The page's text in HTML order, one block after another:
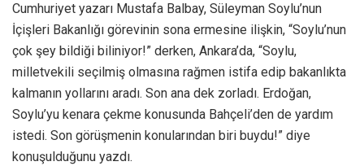
Cumhuriyet yazarı Mustafa Balbay, Süleyman Soylu’nun
İçişleri Bakanlığı görevinin sona ermesine ilişkin, “Soylu’nun
çok şey bildiği biliniyor!” derken, Ankara’da, “Soylu,
milletvekili seçilmiş olmasına rağmen istifa edip bakanlıkta
kalmanın yollarını aradı. Son ana dek zorladı. Erdoğan,
Soylu’yu kenara çekme konusunda Bahçeli’den de yardım
istedi. Son görüşmenin konularından biri buydu!” diye
konuşulduğunu yazdı.